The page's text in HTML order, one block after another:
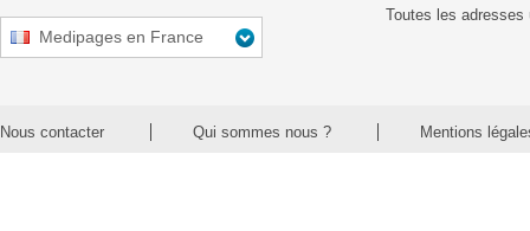
Medipages en France
Toutes les adresses
Nous contacter Qui sommes nous ? Mentions